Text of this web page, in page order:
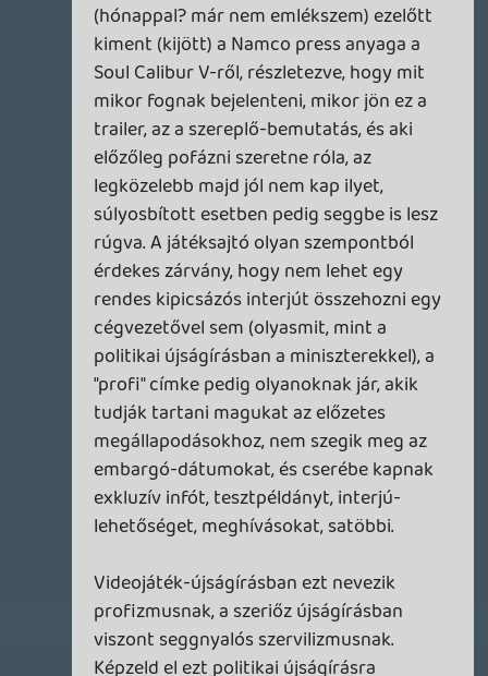
Az első kommentet még a podcast
meghallgatása előtt írtam, épp most
értem a végére, szóval vettem az adást.
Vega 2011.06.01 00:20:12
rehynn4 2011.06.01 10:21:42 #0et4z
Nagyon úgy néz ki.
Alwares 2011.06.01 09:53:56
2011.06.01 09:53:56 #0et4y
Te is mész kis GC-re? Én is vaciláltam rajta,
de inkább a zenei fesztiválok mellett
döntöttem 😃
rehynn4
2011.06.01 09:40:49
rehynn4 2011.06.01 09:40:49 #0et4x
OK, egy GC-ben kiegyeznék, akkor
legalább ki is próbálhatnám:)
2011.06.01 00:20:12
Tommy_Angelo
2011.06.01 09:06:20
#0et4w
Na, királyság, este meg is hallgatom
lefekvés előtt! 🙂